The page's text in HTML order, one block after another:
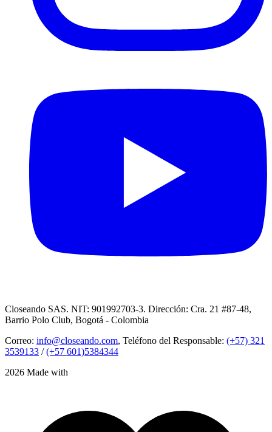
Closeando SAS. NIT: 901992703-3. Dirección: Cra. 21 #87-48,
Barrio Polo Club, Bogotá - Colombia
Correo: info@closeando.com, Teléfono del Responsable: (+57) 321
3539133 /(+57 601)5384344
2026 Made with